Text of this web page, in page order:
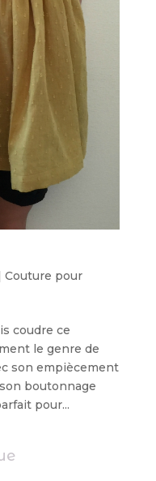
Couture pour
coudre ce
le genre de
son empiècement
boutonnage
pour...